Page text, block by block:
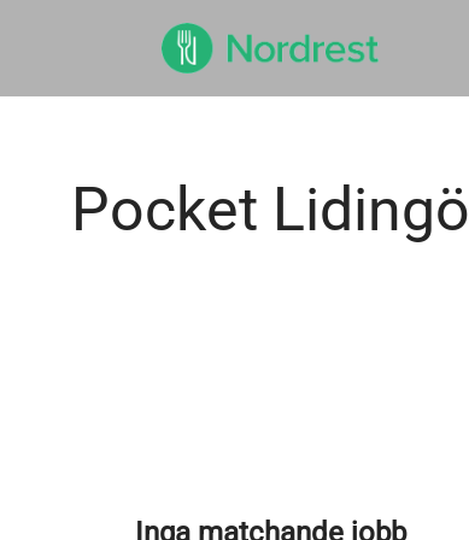
Pocket Lidingö
Inga matchande jobb